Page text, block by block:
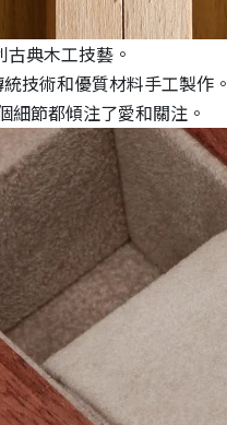
典木工技藝。
技術和優質材料手工製作。
細節都傾注了愛和關注。